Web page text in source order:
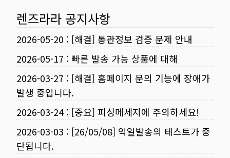
렌즈라라 공지사항
2026-05-20 : [해결] 통관정보 검증 문제 안내
2026-05-17 : 빠른 발송 가능 상품에 대해
2026-03-27 : [해결] 홈페이지 문의 기능에 장애가
발생 중입니다.
2026-03-24: [중요] 피싱메세지에 주의하세요!
2026-03-03 : [26/05/08] 익일발송의 테스트가 중
단됩니다.